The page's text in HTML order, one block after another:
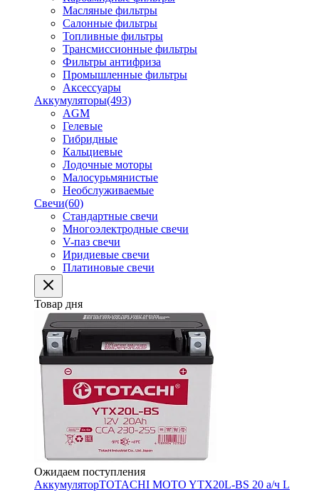
Масляные фильтры
Салонные фильтры
Топливные фильтры
Трансмиссионные фильтры
Фильтры антифриза
Промышленные фильтры
Аксессуары
Аккумуляторы(493)
AGM
Гелевые
Гибридные
Кальциевые
Лодочные моторы
Малосурьмянистые
Необслуживаемые
Свечи(60)
Стандартные свечи
Многоэлектродные свечи
V-паз свечи
Иридиевые свечи
Платиновые свечи
Товар дня
Ожидаем поступления
АккумуляторTOTACHI MOTO YTX20L-BS 20 а/ч L